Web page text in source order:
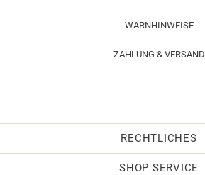
WARNHINWEISE
ZAHLUNG & VERSAND
RECHTLICHES
SHOP SERVICE